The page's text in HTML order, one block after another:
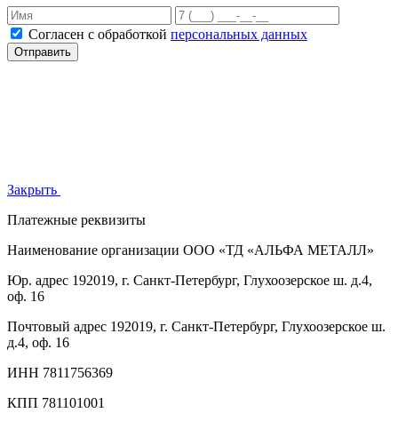
Согласен с обработкой персональных данных
Отправить
Закрыть
Платежные реквизиты
Наименование организации ООО «ТД «АЛЬФА МЕТАЛЛ»
Юр. адрес 192019, г. Санкт-Петербург, Глухоозерское ш. д.4,
оф. 16
Почтовый адрес 192019, г. Санкт-Петербург, Глухоозерское ш.
д.4, оф. 16
ИНН 7811756369
КПП 781101001